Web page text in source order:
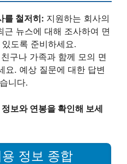
를 철저히: 지원하는 회사의
근 뉴스에 대해 조사하여 면
도록 준비하세요.
친구나 가족과 함께 모의 면
요. 예상 질문에 대한 답변
니다.
보와 연봉을 확인해 보세
정보 종합